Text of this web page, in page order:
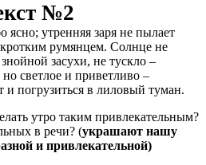
№2
ясно; утренняя заря не пылает
румянцем. Солнце не
засухи, не тускло –
светлое и приветливо –
и погрузиться в лиловый туман.
утро таким привлекательным?
в речи? (украшают нашу
и привлекательной)